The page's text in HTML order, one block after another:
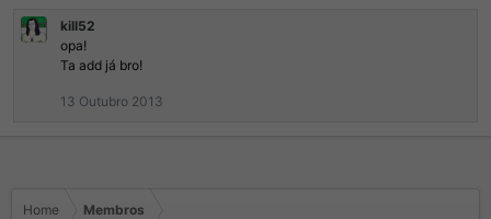
kill52
opa!
Ta add já bro!
13 Outubro 2013
Home Membros